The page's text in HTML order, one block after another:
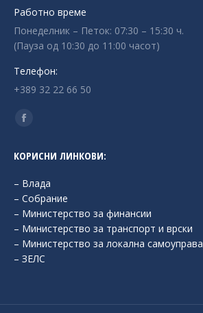
Работно време
Понеделник – Петок: 07:30 – 15:30 ч.
(Пауза од 10:30 до 11:00 часот)
Телефон:
+389 32 22 66 50
Find us on:
Facebook
opens
in
new
window
КОРИСНИ ЛИНКОВИ:
– Влада
– Собрание
– Министерство за финансии
– Министерство за транспорт и врски
– Министерство за локална самоуправа
– ЗЕЛС